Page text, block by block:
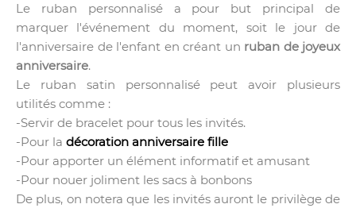
Le ruban personnalisé a pour but principal de
marquer l'événement du moment, soit le jour de
l'anniversaire de l'enfant en créant un ruban de joyeux
anniversaire.
Le ruban satin personnalisé peut avoir plusieurs
utilités comme :
-Servir de bracelet pour tous les invités.
-Pour la décoration anniversaire fille
-Pour apporter un élément informatif et amusant
-Pour nouer joliment les sacs à bonbons
De plus, on notera que les invités auront le privilège de